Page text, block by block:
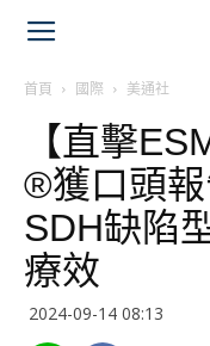
首頁 國際 美通社
【直擊
®獲口頭
SDH缺陷
療效
2024-09-14 08:13